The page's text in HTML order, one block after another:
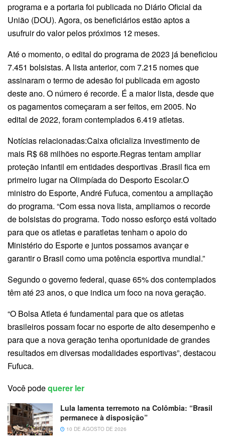
programa e a portaria foi publicada no Diário Oficial da
União (DOU). Agora, os beneficiários estão aptos a
usufruir do valor pelos próximos 12 meses.
Até o momento, o edital do programa de 2023 já beneficiou
7.451 bolsistas. A lista anterior, com 7.215 nomes que
assinaram o termo de adesão foi publicada em agosto
deste ano. O número é recorde. É a maior lista, desde que
os pagamentos começaram a ser feitos, em 2005. No
edital de 2022, foram contemplados 6.419 atletas.
Notícias relacionadas:Caixa oficializa investimento de
mais R$ 68 milhões no esporte.Regras tentam ampliar
proteção infantil em entidades desportivas .Brasil fica em
primeiro lugar na Olimpíada do Desporto Escolar.O
ministro do Esporte, André Fufuca, comentou a ampliação
do programa. “Com essa nova lista, ampliamos o recorde
de bolsistas do programa. Todo nosso esforço está voltado
para que os atletas e paratletas tenham o apoio do
Ministério do Esporte e juntos possamos avançar e
garantir o Brasil como uma potência esportiva mundial.”
Segundo o governo federal, quase 65% dos contemplados
têm até 23 anos, o que indica um foco na nova geração.
“O Bolsa Atleta é fundamental para que os atletas
brasileiros possam focar no esporte de alto desempenho e
para que a nova geração tenha oportunidade de grandes
resultados em diversas modalidades esportivas”, destacou
Fufuca.
Você podequerer ler
Lula lamenta terremoto na Colômbia: “Brasil
permanece à disposição”
10 DE AGOSTO DE 2026